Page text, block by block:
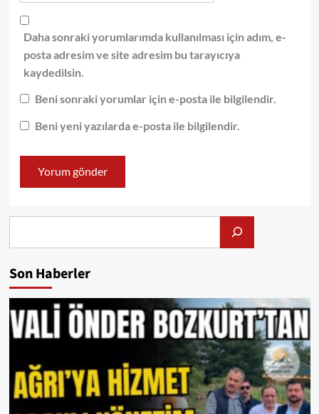
Daha sonraki yorumlarımda kullanılması için adım, e-
posta adresim ve site adresim bu tarayıcıya
kaydedilsin.
Beni sonraki yorumlar için e-posta ile bilgilendir.
Beni yeni yazılarda e-posta ile bilgilendir.
Son Haberler